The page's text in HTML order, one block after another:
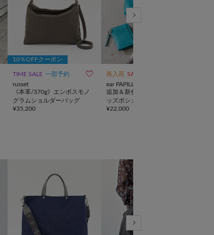
10％OFFクーポン
TIME SALE 一部予約 
russet
《本革/370g》エンボスモノ
グラムショルダーバッグ
¥35,200
再入荷 SALE
ear PAPILLONNER
追加＆新色【ほし企画】スタ
ッズポシェット/ショルダー
バッグ
¥22,000